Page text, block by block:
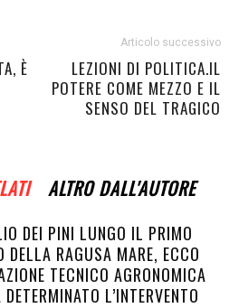
È
Articolo successivo
LEZIONI DI POLITICA.IL
POTERE COME MEZZO E IL
SENSO DEL TRAGICO
ALTRO DALL'AUTORE
DEI PINI LUNGO IL PRIMO
DELLA RAGUSA MARE, ECCO
TECNICO AGRONOMICA
L’INTERVENTO